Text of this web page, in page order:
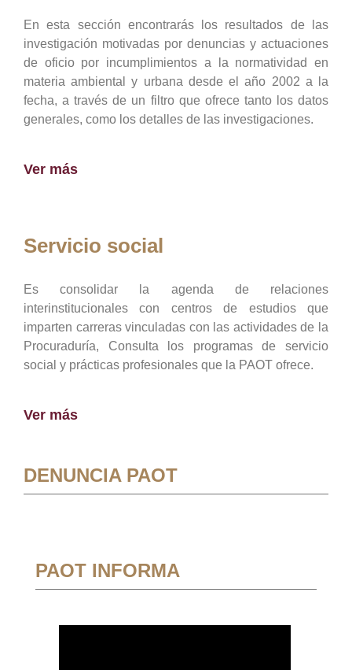
En esta sección encontrarás los resultados de las
investigación motivadas por denuncias y actuaciones
de oficio por incumplimientos a la normatividad en
materia ambiental y urbana desde el año 2002 a la
fecha, a través de un filtro que ofrece tanto los datos
generales, como los detalles de las investigaciones.
Ver más
Servicio social
Es consolidar la agenda de relaciones
interinstitucionales con centros de estudios que
imparten carreras vinculadas con las actividades de la
Procuraduría, Consulta los programas de servicio
social y prácticas profesionales que la PAOT ofrece.
Ver más
DENUNCIA PAOT
PAOT INFORMA